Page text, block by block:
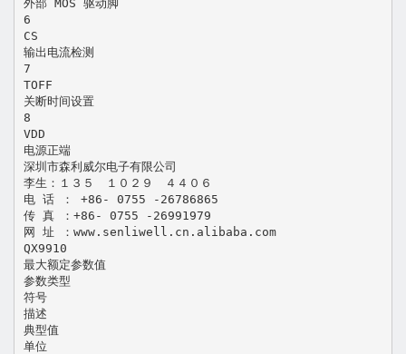
外部 MOS 驱动脚
6
CS
输出电流检测
7
TOFF
关断时间设置
8
VDD
电源正端
深圳市森利威尔电子有限公司
李生：１３５ １０２９ ４４０６
电 话 ： +86- 0755 -26786865
传 真 ：+86- 0755 -26991979
网 址 ：www.senliwell.cn.alibaba.com
QX9910
最大额定参数值
参数类型
符号
描述
典型值
单位